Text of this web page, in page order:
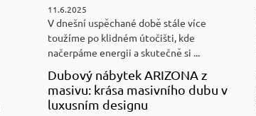
11.6.2025
V dnešní uspěchané době stále více
toužíme po klidném útočišti, kde
načerpáme energii a skutečně si ...
Dubový nábytek ARIZONA z
masivu: krása masivního dubu v
luxusním designu